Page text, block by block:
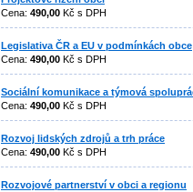
Cena: 490,00 Kč s DPH
Legislativa ČR a EU v podmínkách obce
Cena: 490,00 Kč s DPH
Sociální komunikace a týmová
Cena: 490,00 Kč s DPH
Rozvoj lidských zdrojů a trh práce
Cena: 490,00 Kč s DPH
Rozvojové partnerství v obci a regionu